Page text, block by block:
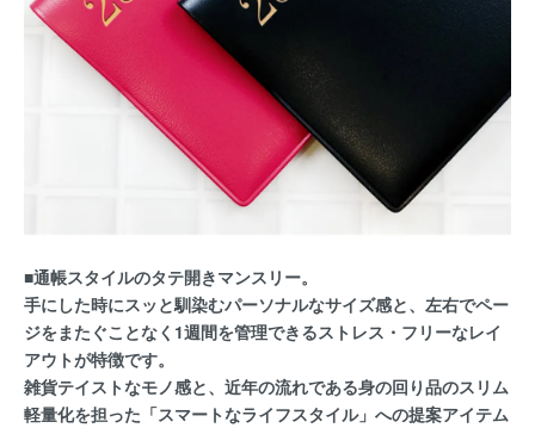
■通帳スタイルのタテ開きマンスリー。
手にした時にスッと馴染むパーソナルなサイズ感と、左右でペー
ジをまたぐことなく1週間を管理できるストレス・フリーなレイ
アウトが特徴です。
雑貨テイストなモノ感と、近年の流れである身の回り品のスリム
軽量化を担った「スマートなライフスタイル」への提案アイテム